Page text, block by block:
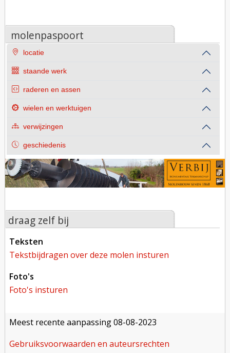
molenpaspoort
locatie
staande werk
raderen en assen
wielen en werktuigen
verwijzingen
geschiedenis
draag zelf bij
teksten
tekstbijdragen over deze molen insturen
foto's
foto's insturen
meest recente aanpassing08-08-2023
gebruiksvoorwaarden en auteursrechten